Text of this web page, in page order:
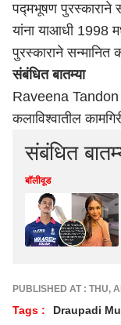
पद्मभूषण
यांना याआधी 1998
पुरस्काराने
संबंधित बातम्या
Raveena Tandon
कलाविश्वातील
संबंधित
बॉलीवूड
PUBLISHED AT : THU,
Tags : Draupadi